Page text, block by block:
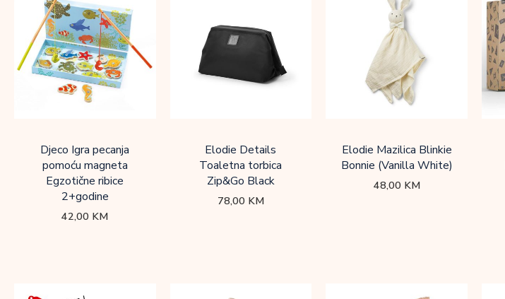
Djeco Igra pecanja
pomoću magneta
Egzotične ribice
2+godine
42,00 KM
Elodie Details
Toaletna torbica
Zip&Go Black
78,00 KM
Elodie Mazilica Blinkie
Bonnie (Vanilla White)
48,00 KM